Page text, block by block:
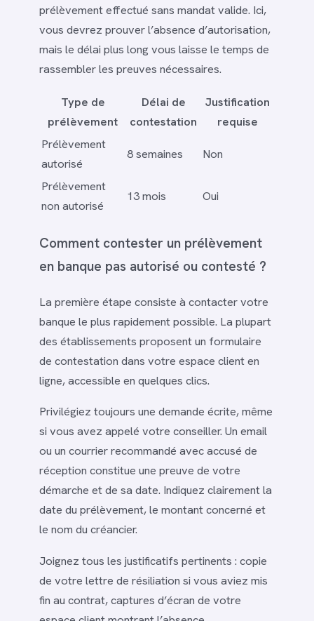
prélèvement effectué sans mandat valide. Ici,
vous devrez prouver l’absence d’autorisation,
mais le délai plus long vous laisse le temps de
rassembler les preuves nécessaires.
Type de
prélèvement
Délai de
contestation
Justification
requise
Prélèvement
autorisé
8 semaines Non
Prélèvement
non autorisé
13 mois Oui
Comment contester un prélèvement
en banque pas autorisé ou contesté ?
La première étape consiste à contacter votre
banque le plus rapidement possible. La plupart
des établissements proposent un formulaire
de contestation dans votre espace client en
ligne, accessible en quelques clics.
Privilégiez toujours une demande écrite, même
si vous avez appelé votre conseiller. Un email
ou un courrier recommandé avec accusé de
réception constitue une preuve de votre
démarche et de sa date. Indiquez clairement la
date du prélèvement, le montant concerné et
le nom du créancier.
Joignez tous les justificatifs pertinents : copie
de votre lettre de résiliation si vous aviez mis
fin au contrat, captures d’écran de votre